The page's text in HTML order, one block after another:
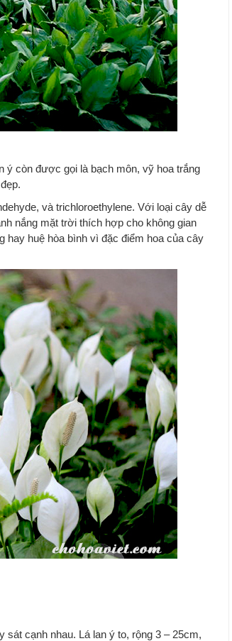
ý còn được gọi là bạch môn, vỹ hoa trắng
và trichloroethylene. Với loại cây dễ
nắng mặt trời thích hợp cho không gian
hay huệ hòa bình vì đặc điểm hoa của cây
sát cạnh nhau. Lá lan ý to, rộng 3 – 25cm,